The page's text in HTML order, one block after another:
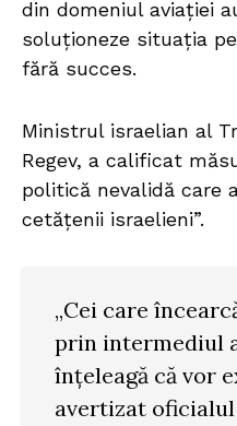
din domeniul aviației
soluționeze situația
fără succes.
Ministrul israelian al
Regev, a calificat
politică nevalidă care
cetățenii israelieni”.
„Cei care
prin intermediul
înțeleagă că vor
avertizat